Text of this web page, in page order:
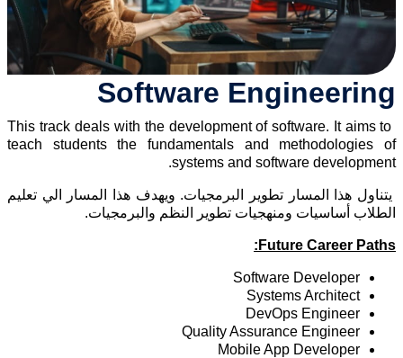
Software
This track deals with the development of software. It aims to
teach students the fundamentals and methodologies
systems and software
هذا المسار تطوير البرمجيات. ويهدف هذا المسار الي تعليم
أساسيات ومنهجيات تطوير النظم والبرمجيات.
Future Career
Software Developer
Systems Architect
DevOps Engineer
Quality Assurance Engineer
Mobile App Developer